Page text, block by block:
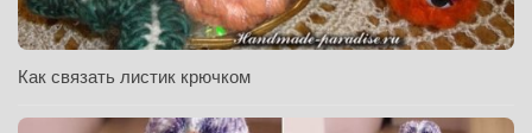
Как связать листик крючком